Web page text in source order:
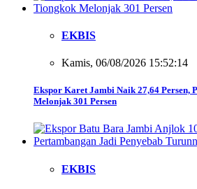
EKBIS
Kamis, 06/08/2026 15:52:14
Ekspor Karet Jambi Naik 27,64 Persen,
Melonjak 301 Persen
EKBIS